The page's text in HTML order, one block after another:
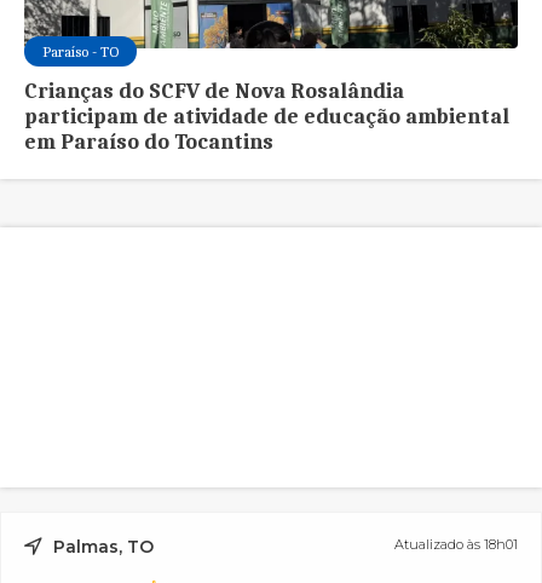
Paraíso - TO
Crianças do SCFV de Nova Rosalândia
participam de atividade de educação ambiental
em Paraíso do Tocantins
Palmas, TO Atualizado às 18h01